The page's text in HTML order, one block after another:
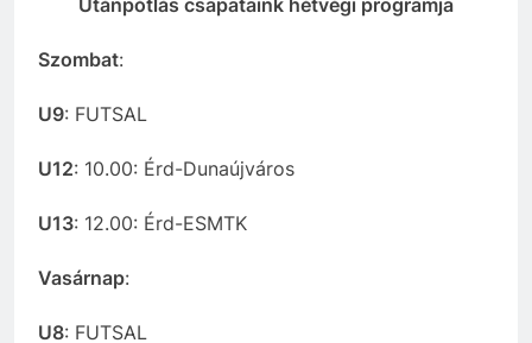
Szombat:
U9: FUTSAL
U12: 10.00: Érd-Dunaújváros
U13: 12.00: Érd-ESMTK
Vasárnap:
U8: FUTSAL